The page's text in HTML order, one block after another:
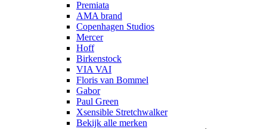
Premiata
AMA brand
Copenhagen Studios
Mercer
Hoff
Birkenstock
VIA VAI
Floris van Bommel
Gabor
Paul Green
Xsensible Stretchwalker
Bekijk alle merken